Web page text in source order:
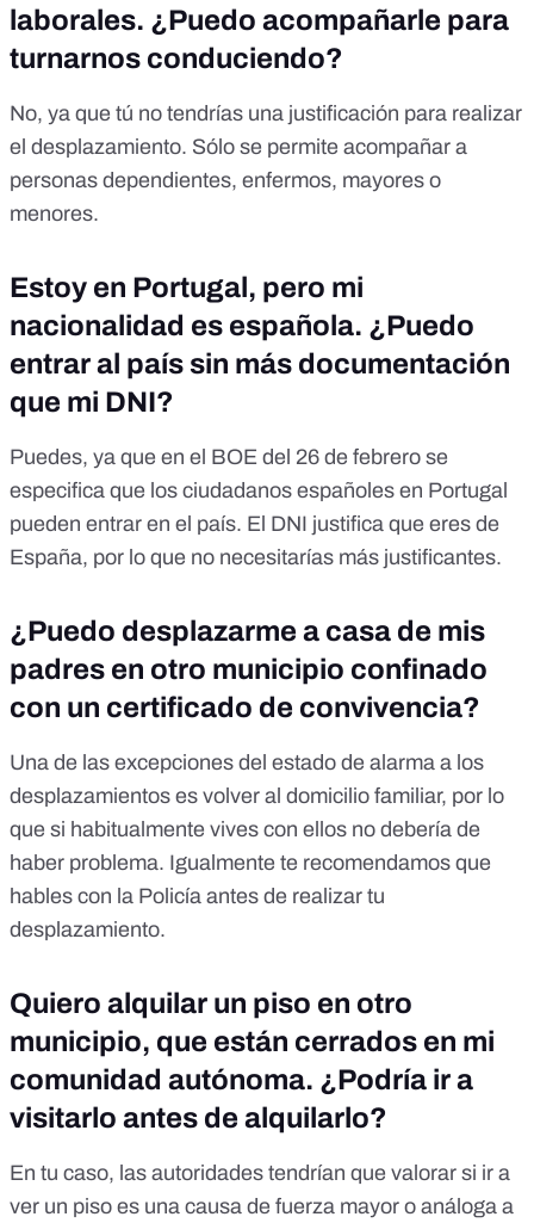
laborales. ¿Puedo acompañarle para
turnarnos conduciendo?
No, ya que tú no tendrías una justificación para realizar
el desplazamiento. Sólo se permite acompañar a
personas dependientes, enfermos, mayores o
menores.
Estoy en Portugal, pero mi
nacionalidad es española. ¿Puedo
entrar al país sin más documentación
que mi DNI?
Puedes, ya que en el BOE del 26 de febrero se
especifica que los ciudadanos españoles en Portugal
pueden entrar en el país. El DNI justifica que eres de
España, por lo que no necesitarías más justificantes.
¿Puedo desplazarme a casa de mis
padres en otro municipio confinado
con un certificado de convivencia?
Una de las excepciones del estado de alarma a los
desplazamientos es volver al domicilio familiar, por lo
que si habitualmente vives con ellos no debería de
haber problema. Igualmente te recomendamos que
hables con la Policía antes de realizar tu
desplazamiento.
Quiero alquilar un piso en otro
municipio, que están cerrados en mi
comunidad autónoma. ¿Podría ir a
visitarlo antes de alquilarlo?
En tu caso, las autoridades tendrían que valorar si ir a
ver un piso es una causa de fuerza mayor o análoga a